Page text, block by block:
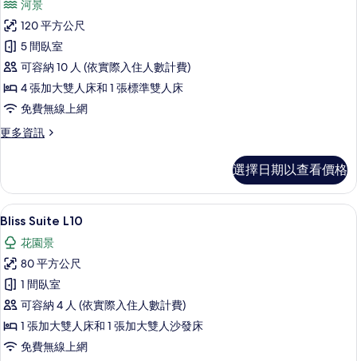
Flow
Suite
Family
Room
E20
的
所
片
河景
120 平方公尺
5 間臥室
可容納 10 人 (依實際入住人數計費)
4 張加大雙人床和 1 張標準雙人床
免費無線上網
更多資訊
更
Family
Room
E20
的
詳
情
選擇日期以查看價格
顯
示
Bliss
Suite
L10
的
所
有
Bliss Suite L10 | 低過敏寢具、羽絨被
8
Bliss Suite L10
花園景
80 平方公尺
1 間臥室
可容納 4 人 (依實際入住人數計費)
1 張加大雙人床和 1 張加大雙人沙發床
免費無線上網